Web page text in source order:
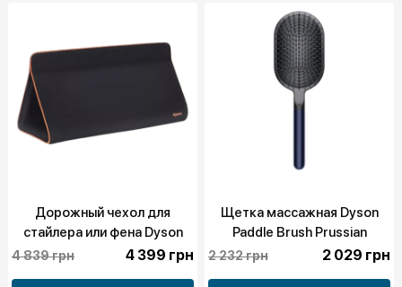
Дорожный чехол для
стайлера или фена Dyson
Black/Copper (971313-03)
4 839 грн 4 399 грн
Щетка массажная Dyson
Paddle Brush Prussian
Blue/Black (971062-03)
2 232 грн 2 029 грн